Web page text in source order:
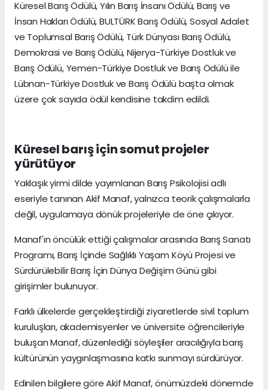
Küresel Barış Ödülü, Yılın Barış İnsanı Ödülü, Barış ve
İnsan Hakları Ödülü, BULTÜRK Barış Ödülü, Sosyal Adalet
ve Toplumsal Barış Ödülü, Türk Dünyası Barış Ödülü,
Demokrasi ve Barış Ödülü, Nijerya-Türkiye Dostluk ve
Barış Ödülü, Yemen-Türkiye Dostluk ve Barış Ödülü ile
Lübnan-Türkiye Dostluk ve Barış Ödülü başta olmak
üzere çok sayıda ödül kendisine takdim edildi.
Küresel barış için somut projeler
yürütüyor
Yaklaşık yirmi dilde yayımlanan Barış Psikolojisi adlı
eseriyle tanınan Akif Manaf, yalnızca teorik çalışmalarla
değil, uygulamaya dönük projeleriyle de öne çıkıyor.
Manaf'ın öncülük ettiği çalışmalar arasında Barış Sanatı
Programı, Barış İçinde Sağlıklı Yaşam Köyü Projesi ve
Sürdürülebilir Barış İçin Dünya Değişim Günü gibi
girişimler bulunuyor.
Farklı ülkelerde gerçekleştirdiği ziyaretlerde sivil toplum
kuruluşları, akademisyenler ve üniversite öğrencileriyle
buluşan Manaf, düzenlediği söyleşiler aracılığıyla barış
kültürünün yaygınlaşmasına katkı sunmayı sürdürüyor.
Edinilen bilgilere göre Akif Manaf, önümüzdeki dönemde